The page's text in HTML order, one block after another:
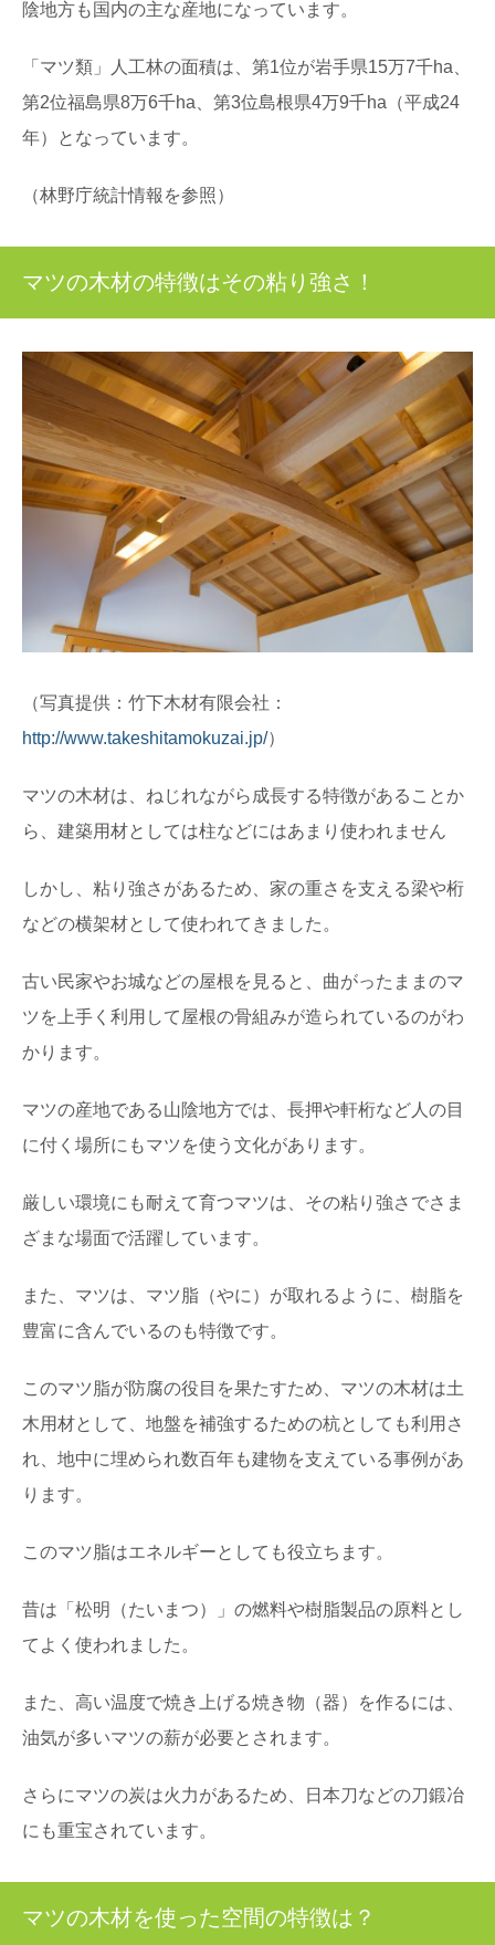
陰地方も国内の主な産地になっています。
「マツ類」人工林の面積は、第1位が岩手県15万7千ha、
第2位福島県8万6千ha、第3位島根県4万9千ha（平成24
年）となっています。
（林野庁統計情報を参照）
マツの木材の特徴はその粘り強さ！
（写真提供：竹下木材有限会社：
http://www.takeshitamokuzai.jp/）
マツの木材は、ねじれながら成長する特徴があることか
ら、建築用材としては柱などにはあまり使われません
しかし、粘り強さがあるため、家の重さを支える梁や桁
などの横架材として使われてきました。
古い民家やお城などの屋根を見ると、曲がったままのマ
ツを上手く利用して屋根の骨組みが造られているのがわ
かります。
マツの産地である山陰地方では、長押や軒桁など人の目
に付く場所にもマツを使う文化があります。
厳しい環境にも耐えて育つマツは、その粘り強さでさま
ざまな場面で活躍しています。
また、マツは、マツ脂（やに）が取れるように、樹脂を
豊富に含んでいるのも特徴です。
このマツ脂が防腐の役目を果たすため、マツの木材は土
木用材として、地盤を補強するための杭としても利用さ
れ、地中に埋められ数百年も建物を支えている事例があ
ります。
このマツ脂はエネルギーとしても役立ちます。
昔は「松明（たいまつ）」の燃料や樹脂製品の原料とし
てよく使われました。
また、高い温度で焼き上げる焼き物（器）を作るには、
油気が多いマツの薪が必要とされます。
さらにマツの炭は火力があるため、日本刀などの刀鍛冶
にも重宝されています。
マツの木材を使った空間の特徴は？